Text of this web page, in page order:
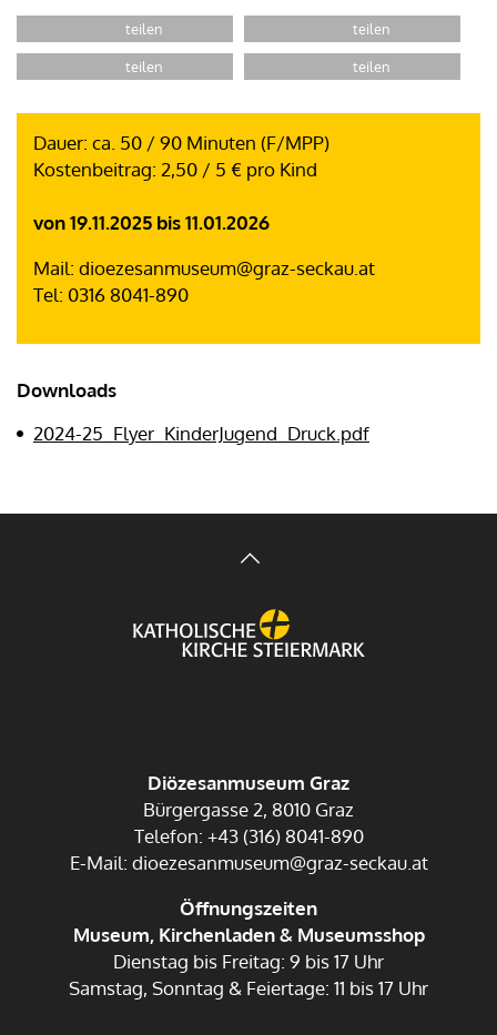
Dauer: ca. 50 / 90 Minuten (F/MPP)
Kostenbeitrag: 2,50 / 5 € pro Kind
von 19.11.2025 bis 11.01.2026
Mail: dioezesanmuseum@graz-seckau.at
Tel: 0316 8041-890
Downloads
2024-25_Flyer_KinderJugend_Druck.pdf
Diözesanmuseum Graz
Bürgergasse 2, 8010 Graz
Telefon: +43 (316) 8041-890
E-Mail: dioezesanmuseum@graz-seckau.at
Öffnungszeiten
Museum, Kirchenladen & Museumsshop
Dienstag bis Freitag: 9 bis 17 Uhr
Samstag, Sonntag & Feiertage: 11 bis 17 Uhr